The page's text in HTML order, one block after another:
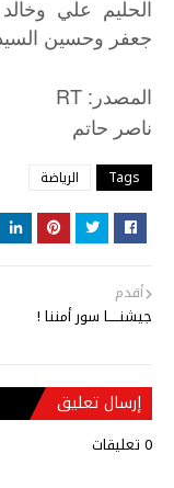
الحليم علي
جعفر وحسين
المصدر: RT
ناصر حاتم
Tags الرياضة
أقدم
جيشنـــــا سور أمننا !
إرسال تعليق
0 تعليقات